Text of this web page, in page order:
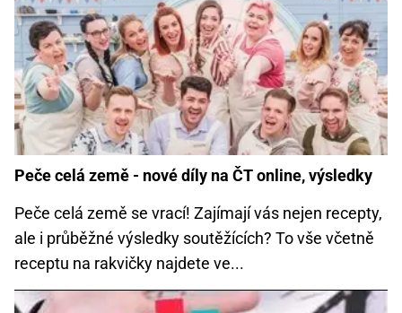
Peče celá země - nové díly na ČT online, výsledky
Peče celá země se vrací! Zajímají vás nejen recepty,
ale i průběžné výsledky soutěžících? To vše včetně
receptu na rakvičky najdete ve...